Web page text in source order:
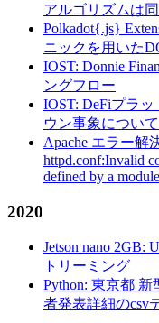
アルゴリズムは
Polkadot{.js}
ニックを用いた
IOST: Donnie
ングフロー
IOST: DeFiプラ
ウン事象につい
Apache エラー解
httpd.conf:Invalid
defined by a
2020
Jetson nano 2GB:
トリーミング
Python: 東京都
者発表詳細のcsv